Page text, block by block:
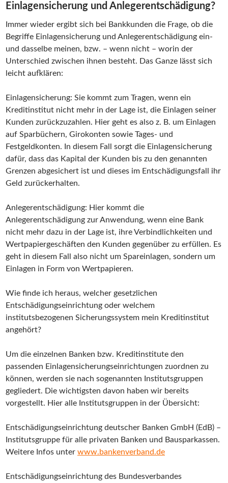
Einlagensicherung und Anlegerentschädigung?
Immer wieder ergibt sich bei Bankkunden die Frage, ob die
Begriffe Einlagensicherung und Anlegerentschädigung ein-
und dasselbe meinen, bzw. – wenn nicht – worin der
Unterschied zwischen ihnen besteht. Das Ganze lässt sich
leicht aufklären:
Einlagensicherung: Sie kommt zum Tragen, wenn ein
Kreditinstitut nicht mehr in der Lage ist, die Einlagen seiner
Kunden zurückzuzahlen. Hier geht es also z. B. um Einlagen
auf Sparbüchern, Girokonten sowie Tages- und
Festgeldkonten. In diesem Fall sorgt die Einlagensicherung
dafür, dass das Kapital der Kunden bis zu den genannten
Grenzen abgesichert ist und dieses im Entschädigungsfall ihr
Geld zurückerhalten.
Anlegerentschädigung: Hier kommt die
Anlegerentschädigung zur Anwendung, wenn eine Bank
nicht mehr dazu in der Lage ist, ihre Verbindlichkeiten und
Wertpapiergeschäften den Kunden gegenüber zu erfüllen. Es
geht in diesem Fall also nicht um Spareinlagen, sondern um
Einlagen in Form von Wertpapieren.
Wie finde ich heraus, welcher gesetzlichen
Entschädigungseinrichtung oder welchem
institutsbezogenen Sicherungssystem mein Kreditinstitut
angehört?
Um die einzelnen Banken bzw. Kreditinstitute den
passenden Einlagensicherungseinrichtungen zuordnen zu
können, werden sie nach sogenannten Institutsgruppen
gegliedert. Die wichtigsten davon haben wir bereits
vorgestellt. Hier alle Institutsgruppen in der Übersicht:
Entschädigungseinrichtung deutscher Banken GmbH (EdB) –
Institutsgruppe für alle privaten Banken und Bausparkassen.
Weitere Infos unter www.bankenverband.de
Entschädigungseinrichtung des Bundesverbandes